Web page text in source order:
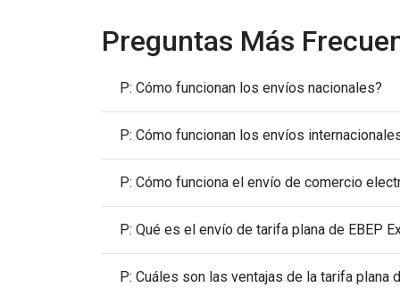
Preguntas Más
P: Cómo funcionan los envíos nacionales?
P: Cómo funcionan los envíos
P: Cómo funciona el envío de comercio
P: Qué es el envío de tarifa plana de EBEP
P: Cuáles son las ventajas de la tarifa plana